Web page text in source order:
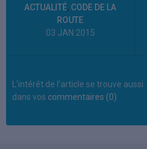
ACTUALITÉ, CODE DE LA
ROUTE
03 JAN 2015
L'intérêt de l'article se trouve aussi
dans vos commentaires (0)